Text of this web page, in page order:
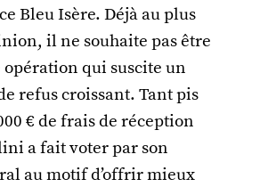
Bleu Isère. Déjà au plus
il ne souhaite pas être
opération qui suscite un
refus croissant. Tant pis
€ de frais de réception
a fait voter par son
au motif d’offrir mieux